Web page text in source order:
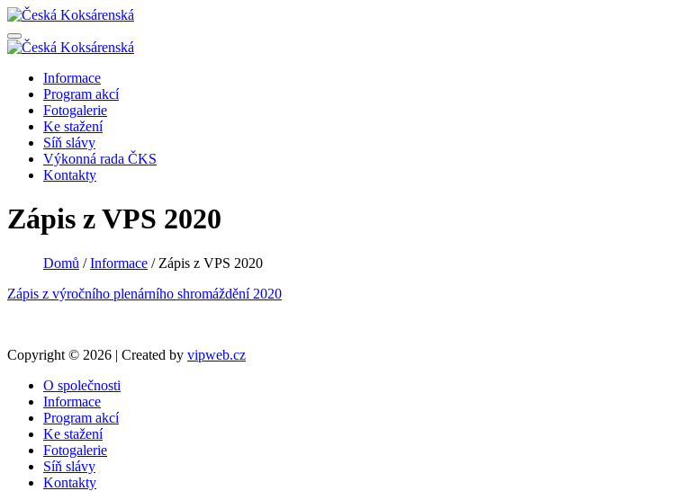
Informace
Program akcí
Fotogalerie
Ke stažení
Síň slávy
Výkonná rada ČKS
Kontakty
Zápis z VPS 2020
Domů /Informace / Zápis z VPS 2020
Zápis z výročního plenárního shromáždění 2020
Copyright © 2026 | Created by vipweb.cz
O společnosti
Informace
Program akcí
Ke stažení
Fotogalerie
Síň slávy
Kontakty